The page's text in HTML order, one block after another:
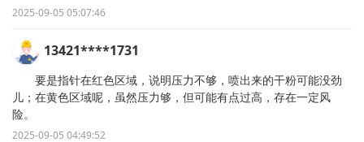
2025-09-05 05:07:46
13421****1731
要是指针在红色区域，说明压力不够，喷出来的干粉可能没劲
儿；在黄色区域呢，虽然压力够，但可能有点过高，存在一定风
险。
2025-09-05 04:49:52